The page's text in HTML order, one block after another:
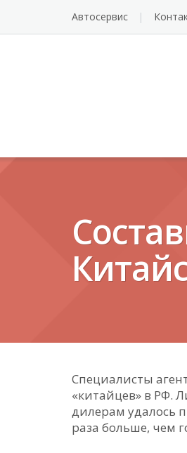
Автосервис
Специалисты
«китайцев» в РФ.
дилерам удалось
раза больше, чем